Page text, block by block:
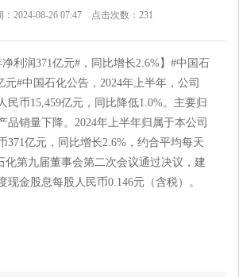
：2024-08-26 07:47 点击次数：231
净利润371亿元#，同比增长2.6%】#中国石
元#中国石化公告，2024年上半年，公司
民币15,459亿元，同比降低1.0%。主要归
品销量下降。2024年上半年归属于本公司
371亿元，同比增长2.6%，约合平均每天
化第九届董事会第二次会议通过决议，建
现金股息每股人民币0.146元（含税）。